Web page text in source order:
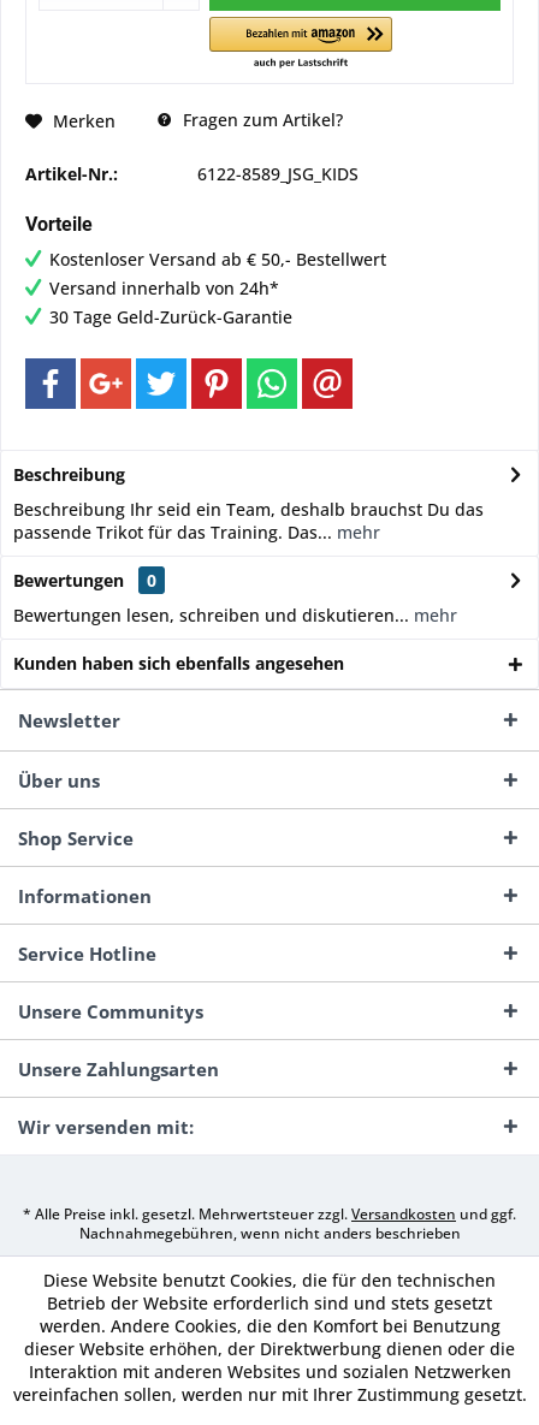
Merken Fragen zum Artikel?
Artikel-Nr.: 6122-8589_JSG_KIDS
Vorteile
Kostenloser Versand ab € 50,- Bestellwert
Versand innerhalb von 24h*
30 Tage Geld-Zurück-Garantie
Beschreibung
Beschreibung Ihr seid ein Team, deshalb brauchst Du das
passende Trikot für das Training. Das... mehr
Bewertungen
0
Bewertungen lesen, schreiben und diskutieren... mehr
Kunden haben sich ebenfalls angesehen
Newsletter
Über uns
Shop Service
Informationen
Service Hotline
Unsere Communitys
Unsere Zahlungsarten
Wir versenden mit:
* Alle Preise inkl. gesetzl. Mehrwertsteuer zzgl.Versandkosten und ggf.
Nachnahmegebühren, wenn nicht anders beschrieben
Diese Website benutzt Cookies, die für den technischen
Betrieb der Website erforderlich sind und stets gesetzt
werden. Andere Cookies, die den Komfort bei Benutzung
dieser Website erhöhen, der Direktwerbung dienen oder die
Interaktion mit anderen Websites und sozialen Netzwerken
vereinfachen sollen, werden nur mit Ihrer Zustimmung gesetzt.